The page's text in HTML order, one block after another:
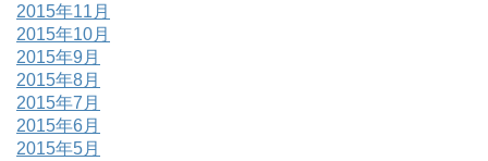
2015年11月
2015年10月
2015年9月
2015年8月
2015年7月
2015年6月
2015年5月